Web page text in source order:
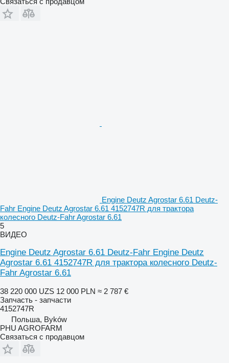
Engine Deutz Agrostar 6.61 Deutz-
Fahr Engine Deutz Agrostar 6.61 4152747R для трактора
колесного Deutz-Fahr Agrostar 6.61
5
ВИДЕО
Engine Deutz Agrostar 6.61 Deutz-Fahr Engine Deutz
Agrostar 6.61 4152747R для трактора колесного Deutz-
Fahr Agrostar 6.61
38 220 000 UZS 12 000 PLN ≈ 2 787 €
Запчасть - запчасти
4152747R
Польша, Byków
PHU AGROFARM
Связаться с продавцом